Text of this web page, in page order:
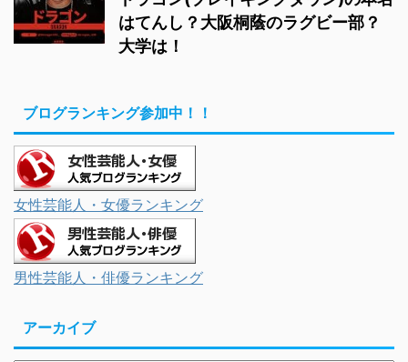
はてんし？大阪桐蔭のラグビー部？
大学は！
ブログランキング参加中！！
女性芸能人・女優ランキング
男性芸能人・俳優ランキング
アーカイブ